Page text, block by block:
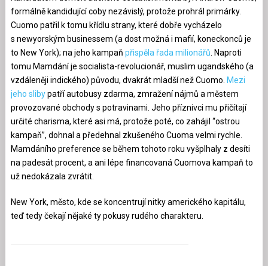
formálně kandidující coby nezávislý, protože prohrál primárky.
Cuomo patřil k tomu křídlu strany, které dobře vycházelo
s newyorským businessem (a dost možná i mafií, koneckonců je
to New York); na jeho kampaň přispěla řada milionářů . Naproti
tomu Mamdání je socialista-revolucionář, muslim ugandského (a
vzdáleněji indického) původu, dvakrát mladší než Cuomo. Mezi
jeho slibypatří autobusy zdarma, zmražení nájmů a městem
provozované obchody s potravinami. Jeho příznivci mu přičítají
určité charisma, které asi má, protože poté, co zahájil “ostrou
kampaň”, dohnal a předehnal zkušeného Cuoma velmi rychle.
Mamdáního preference se během tohoto roku vyšplhaly z desíti
na padesát procent, a ani lépe financovaná Cuomova kampaň to
už nedokázala zvrátit.
New York, město, kde se koncentrují nitky amerického kapitálu,
teď tedy čekají nějaké ty pokusy rudého charakteru.